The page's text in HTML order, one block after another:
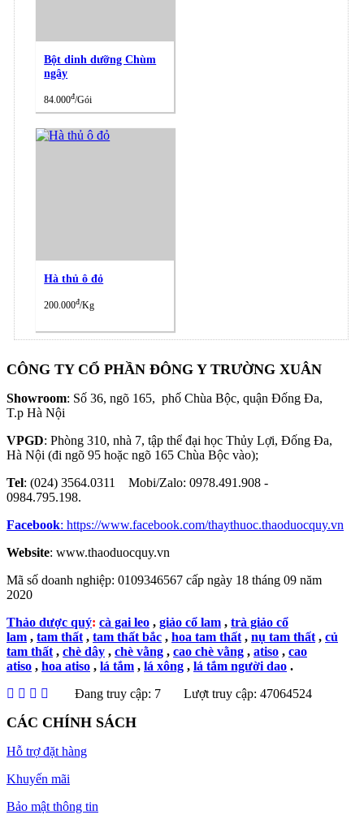
Bột dinh dưỡng Chùm
ngây
84.000đ/Gói
Hà thủ ô đỏ
200.000đ/Kg
CÔNG TY CỔ PHẦN ĐÔNG Y TRƯỜNG XUÂN
Showroom: Số 36, ngõ 165, phố Chùa Bộc, quận Đống Đa,
T.p Hà Nội
VPGD: Phòng 310, nhà 7, tập thể đại học Thủy Lợi, Đống Đa,
Hà Nội (đi ngõ 95 hoặc ngõ 165 Chùa Bộc vào);
Tel: (024) 3564.0311 Mobi/Zalo: 0978.491.908 -
0984.795.198.
Facebook: https://www.facebook.com/thaythuoc.thaoduocquy.vn
Website: www.thaoduocquy.vn
Mã số doanh nghiệp: 0109346567 cấp ngày 18 tháng 09 năm
2020
Thảo dược quý: cà gai leo , giảo cổ lam , trà giảo cổ
lam , tam thất , tam thất bắc , hoa tam thất , nụ tam thất , củ
tam thất , chè dây , chè vằng , cao chè vằng , atiso , cao
atiso , hoa atiso , lá tắm , lá xông , lá tắm người dao .
Đang truy cập: 7
Lượt truy cập: 47064524
CÁC CHÍNH SÁCH
Hỗ trợ đặt hàng
Khuyến mãi
Bảo mật thông tin